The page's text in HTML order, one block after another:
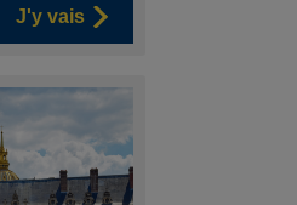
J'y vais